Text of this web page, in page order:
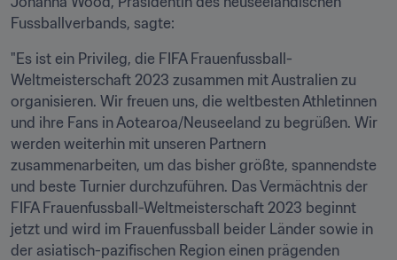
Fussballverbands, sagte:
"Es ist ein Privileg, die FIFA Frauenfussball-
Weltmeisterschaft 2023 zusammen mit Australien zu
organisieren. Wir freuen uns, die weltbesten Athletinnen
und ihre Fans in Aotearoa/Neuseeland zu begrüßen. Wir
werden weiterhin mit unseren Partnern
zusammenarbeiten, um das bisher größte, spannendste
und beste Turnier durchzuführen. Das Vermächtnis der
FIFA Frauenfussball-Weltmeisterschaft 2023 beginnt
jetzt und wird im Frauenfussball beider Länder sowie in
der asiatisch-pazifischen Region einen prägenden